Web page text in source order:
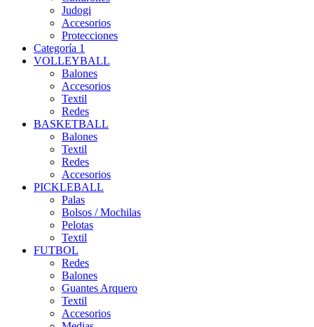
Judogi
Accesorios
Protecciones
Categoría 1
VOLLEYBALL
Balones
Accesorios
Textil
Redes
BASKETBALL
Balones
Textil
Redes
Accesorios
PICKLEBALL
Palas
Bolsos / Mochilas
Pelotas
Textil
FUTBOL
Redes
Balones
Guantes Arquero
Textil
Accesorios